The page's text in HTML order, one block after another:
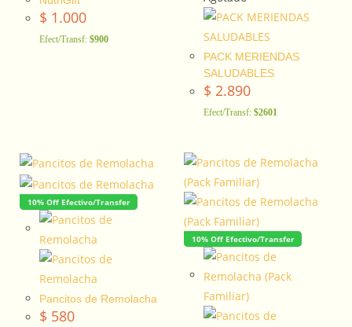
$ 1.000
Efect/Transf: $900
PACK MERIENDAS
SALUDABLES
$ 2.890
Efect/Transf: $2601
10% Off Efectivo/Transfer
Pancitos de Remolacha
$ 580
10% Off Efectivo/Transfer